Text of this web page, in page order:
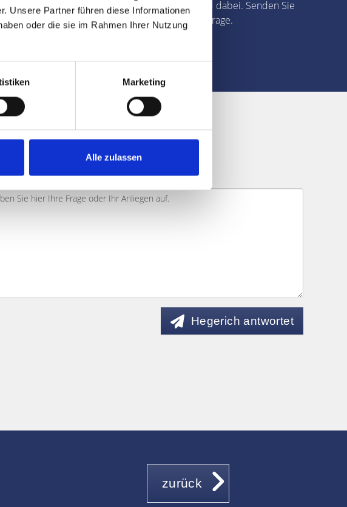
Unsere Partner führen diese Informationen
oder die sie im Rahmen Ihrer Nutzung
Marketing
Alle zulassen
Sie gerne und umfassend dabei. Senden Sie
uns jetzt Ihre Verkaufsanfrage.
uns aufnehmen?
Thema ein.
Hegerich antwortet
zurück